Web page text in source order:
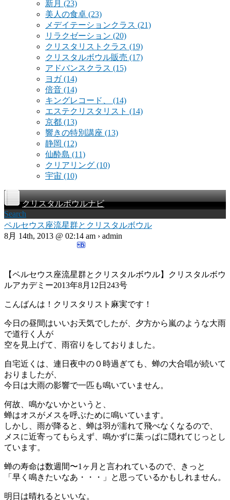
新月 (23)
美人の食卓 (23)
メデイテーションクラス (21)
リラクゼーション (20)
クリスタリストクラス (19)
クリスタルボウル販売 (17)
アドバンスクラス (15)
ヨガ(14)
倍音 (14)
キングレコード、 (14)
エステクリスタリスト (14)
京都 (13)
響きの特別講座 (13)
静岡 (12)
仙酔島 (11)
クリアリング (10)
宇宙 (10)
クリスタルボウルナビ
Search
ペルセウス座流星群とクリスタルボウル
8月 14th, 2013 @ 02:14 am › admin
【ペルセウス座流星群とクリスタルボウル】クリスタルボウ
ルアカデミー2013年8月12日243号
こんばんは！クリスタリスト麻実です！
今日の昼間はいいお天気でしたが、夕方から嵐のような大雨
で道行く人が
空を見上げて、雨宿りをしておりました。
自宅近くは、連日夜中の０時過ぎても、蝉の大合唱が続いて
おりましたが、
今日は大雨の影響で一匹も鳴いていません。
何故、鳴かないかというと、
蝉はオスがメスを呼ぶために鳴いています。
しかし、雨が降ると、蝉は羽が濡れて飛べなくなるので、
メスに近寄ってもらえず、鳴かずに葉っぱに隠れてじっとし
ています。
蝉の寿命は数週間〜1ヶ月と言われているので、きっと
「早く鳴きたいなあ・・・」と思っているかもしれません。
明日は晴れるといいな。